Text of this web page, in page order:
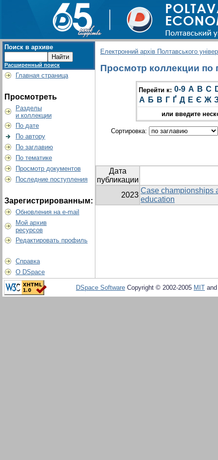
Поиск в архиве
Расширенный поиск
Главная страница
Просмотреть
Разделы
и коллекции
По дате
По автору
По заглавию
По тематике
Просмотр документов
Последние поступления
Зарегистрированным:
Обновления на e-mail
Мой архив
ресурсов
Редактировать профиль
Справка
О DSpace
Електронний архів Полтавського
Просмотр коллекции по
Перейти к: 0-9 A B C
А Б В Г Ґ Д Е Є Ж
или введите
Сортировка:
Дата
публикации
2023
Case championships
education
DSpace Software Copyright © 2002-2005 MIT